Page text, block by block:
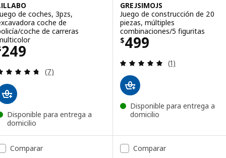
de coches, 3pzs,
coche de
coche de carreras
249 $ 249
Revisa: 4.7 de 5 estrellas. Total opiniones:
(7)
Disponible para entrega a
domicilio
GREJSIMOJS
Juego de construcción de 20
piezas, múltiples
combinaciones/5 figuritas
$499
Precio $ 499
Revisa: 5 de 5
(1)
Disponible para entrega a
domicilio
Comparar Comparar